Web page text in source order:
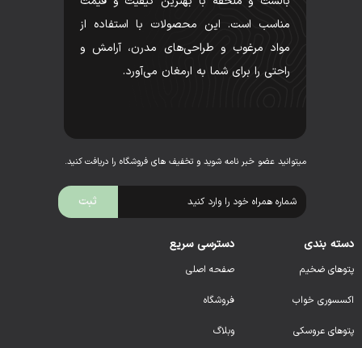
مناسب است. این محصولات با استفاده از
مواد مرغوب و طراحی‌های مدرن، آرامش و
راحتی را برای شما به ارمغان می‌آورد.
میتوانید عضو خبر نامه شوید و تخفیف های فروشگاه را دریافت کنید.
دسته بندی
پتوهای ضخیم
اکسسوری خواب
پتوهای عروسکی
دسترسی سریع
صفحه اصلی
فروشگاه
وبلاگ